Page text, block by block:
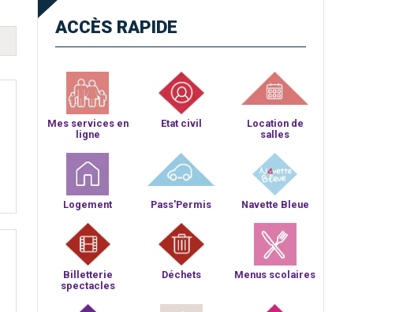
ACCÈS RAPIDE
Mes services en
ligne
Etat civil
Location de
salles
Logement Pass'Permis Navette Bleue
Billetterie
spectacles
Déchets Menus scolaires